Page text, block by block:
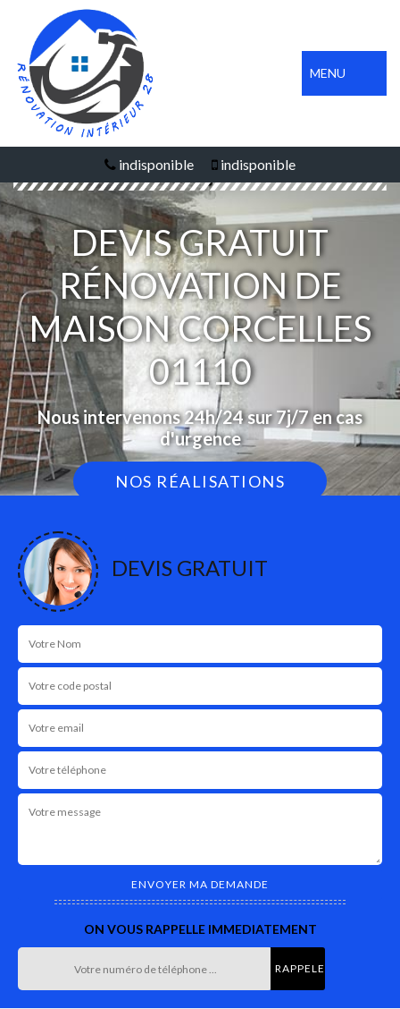
MENU
indisponible indisponible
DEVIS GRATUIT
RÉNOVATION DE
MAISON CORCELLES
01110
Nous intervenons 24h/24 sur 7j/7 en cas
d'urgence
NOS RÉALISATIONS
DEVIS GRATUIT
ON VOUS RAPPELLE IMMEDIATEMENT